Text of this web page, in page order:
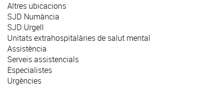
Altres ubicacions
SJD Numància
SJD Urgell
Unitats extrahospitalàries de salut mental
Assistència
Serveis assistencials
Especialistes
Urgències